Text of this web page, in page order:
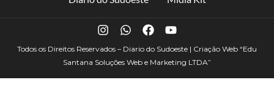
Todos os Direitos Reservados – Diario do Sudoeste | Criação Web “Edu
Santana Soluções Web e Marketing LTDA”